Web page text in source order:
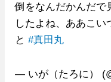
倒をなんだかんだで
したよね、ああこい
と #真田丸
— いが（たろに）